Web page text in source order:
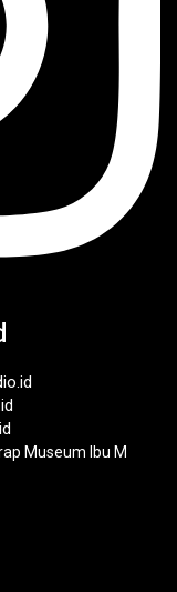
Museum Ibu M